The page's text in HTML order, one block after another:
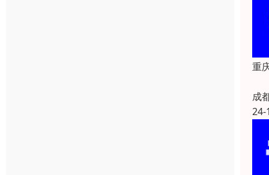
重
成
24-